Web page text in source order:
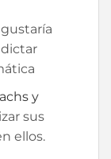
y
sus
ellos.